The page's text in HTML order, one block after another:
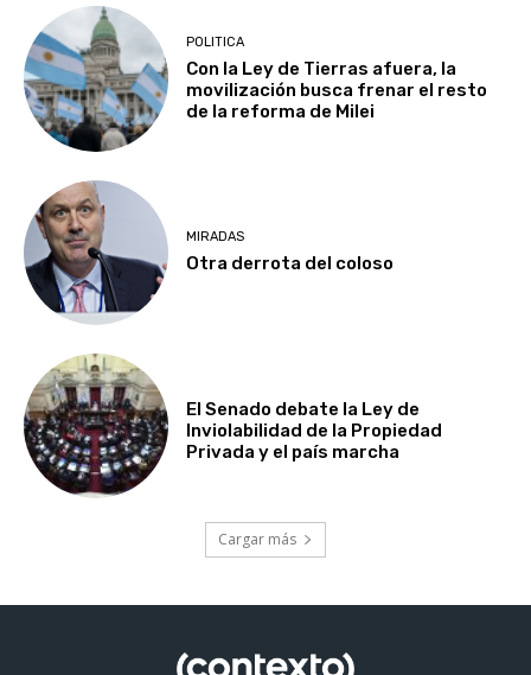
POLITICA
Con la Ley de Tierras afuera, la
movilización busca frenar el resto
de la reforma de Milei
MIRADAS
Otra derrota del coloso
El Senado debate la Ley de
Inviolabilidad de la Propiedad
Privada y el país marcha
Cargar más